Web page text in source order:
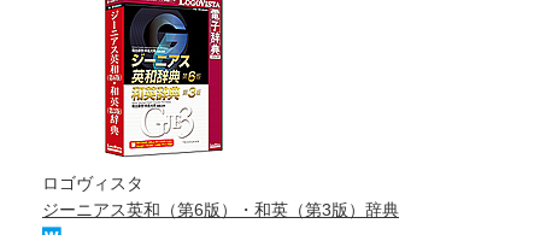
ロゴヴィスタ
ジーニアス英和（第6版）・和英（第3版）辞典